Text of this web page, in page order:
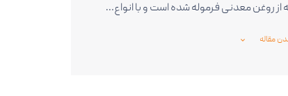
روغن معدنی فرموله شده است و با انواع…
مقاله _expand_more_